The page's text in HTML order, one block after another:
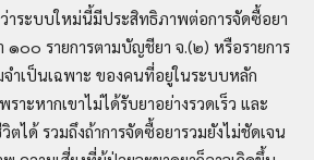
ะบบใหม่นี้มีประสิทธิภาพต่อการจัดซื้อยา
๑๐๐ รายการตามบัญชียา จ.(๒) หรือรายการ
ำเป็นเฉพาะ ของคนที่อยู่ในระบบหลัก
าะหากเขาไม่ได้รับยาอย่างรวดเร็ว และ
ตได้ รวมถึงถ้าการจัดซื้อยารวมยังไม่ชัดเจน